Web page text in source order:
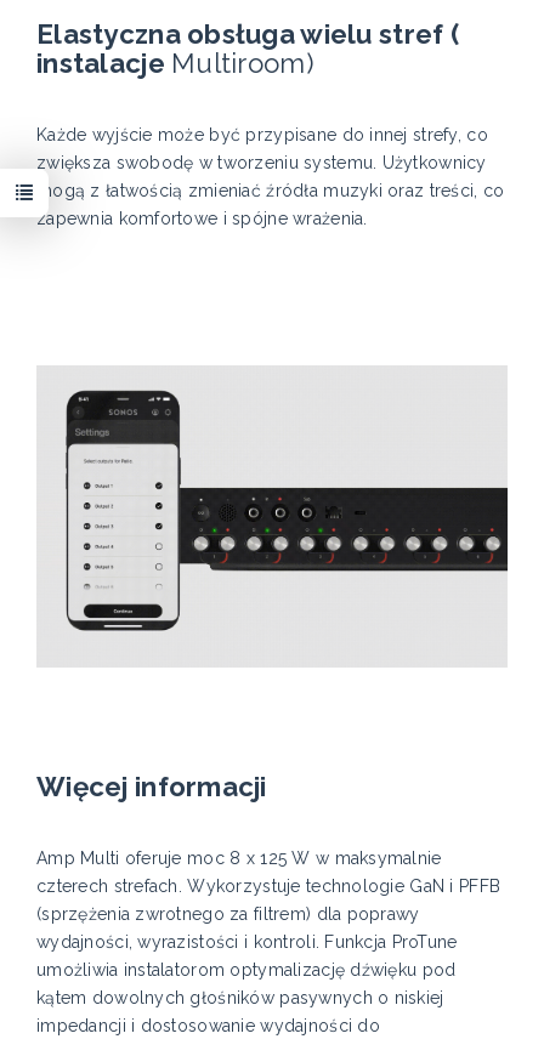
Elastyczna obsługa wielu stref (
instalacje Multiroom)
Każde wyjście może być przypisane do innej strefy, co
zwiększa swobodę w tworzeniu systemu. Użytkownicy
mogą z łatwością zmieniać źródła muzyki oraz treści, co
zapewnia komfortowe i spójne wrażenia.
Więcej informacji
Amp Multi oferuje moc 8 x 125 W w maksymalnie
czterech strefach. Wykorzystuje technologie GaN i PFFB
(sprzężenia zwrotnego za filtrem) dla poprawy
wydajności, wyrazistości i kontroli. Funkcja ProTune
umożliwia instalatorom optymalizację dźwięku pod
kątem dowolnych głośników pasywnych o niskiej
impedancji i dostosowanie wydajności do